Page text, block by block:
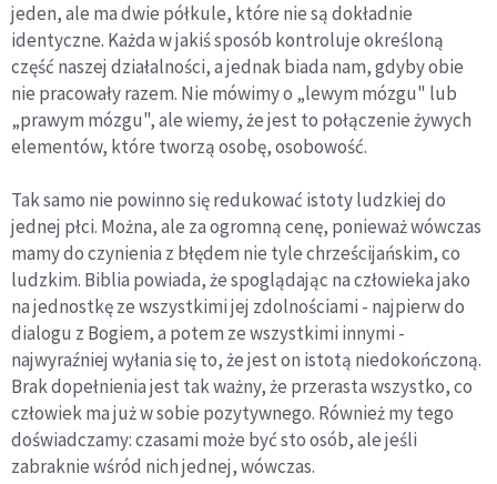
jeden, ale ma dwie półkule, które nie są dokładnie
identyczne. Każda w jakiś sposób kontroluje określoną
część naszej działalności, a jednak biada nam, gdyby obie
nie pracowały razem. Nie mówimy o „lewym mózgu" lub
„prawym mózgu", ale wiemy, że jest to połączenie żywych
elementów, które tworzą osobę, osobowość.
Tak samo nie powinno się redukować istoty ludzkiej do
jednej płci. Można, ale za ogromną cenę, ponieważ wówczas
mamy do czynienia z błędem nie tyle chrześcijańskim, co
ludzkim. Biblia powiada, że spoglądając na człowieka jako
na jednostkę ze wszystkimi jej zdolnościami - najpierw do
dialogu z Bogiem, a potem ze wszystkimi innymi -
najwyraźniej wyłania się to, że jest on istotą niedokończoną.
Brak dopełnienia jest tak ważny, że przerasta wszystko, co
człowiek ma już w sobie pozytywnego. Również my tego
doświadczamy: czasami może być sto osób, ale jeśli
zabraknie wśród nich jednej, wówczas.